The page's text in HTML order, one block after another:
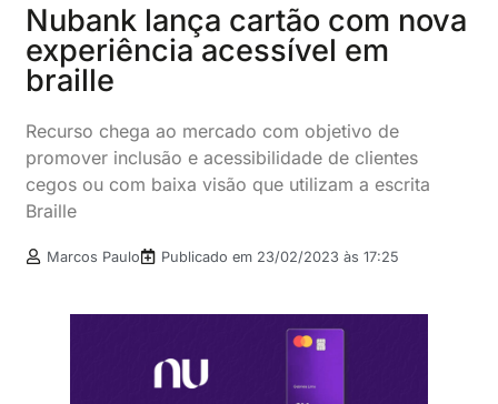
Nubank lança cartão com nova
experiência acessível em
braille
Recurso chega ao mercado com objetivo de
promover inclusão e acessibilidade de clientes
cegos ou com baixa visão que utilizam a escrita
Braille
Marcos Paulo Publicado em 23/02/2023 às 17:25